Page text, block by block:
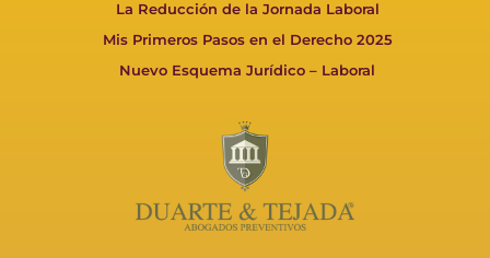
La Reducción de la Jornada Laboral
Mis Primeros Pasos en el Derecho 2025
Nuevo Esquema Jurídico – Laboral